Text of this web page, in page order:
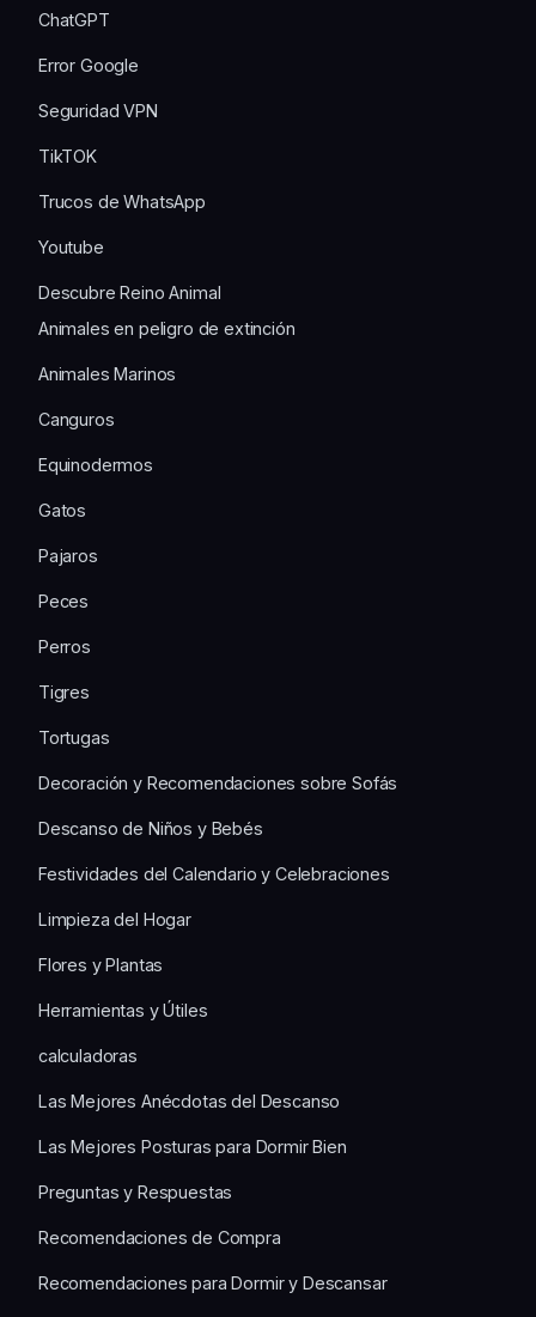
ChatGPT
Error Google
Seguridad VPN
TikTOK
Trucos de WhatsApp
Youtube
Descubre Reino Animal
Animales en peligro de extinción
Animales Marinos
Canguros
Equinodermos
Gatos
Pajaros
Peces
Perros
Tigres
Tortugas
Decoración y Recomendaciones sobre Sofás
Descanso de Niños y Bebés
Festividades del Calendario y Celebraciones
Limpieza del Hogar
Flores y Plantas
Herramientas y Útiles
calculadoras
Las Mejores Anécdotas del Descanso
Las Mejores Posturas para Dormir Bien
Preguntas y Respuestas
Recomendaciones de Compra
Recomendaciones para Dormir y Descansar